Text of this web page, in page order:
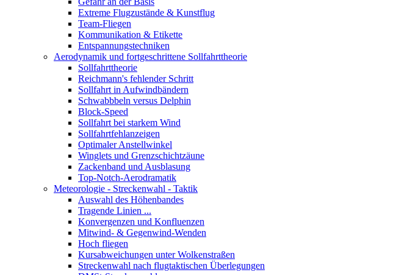
Extreme Flugzustände & Kunstflug
Team-Fliegen
Kommunikation & Etikette
Entspannungstechniken
Aerodynamik und fortgeschrittene Sollfahrttheorie
Sollfahrttheorie
Reichmann's fehlender Schritt
Sollfahrt in Aufwindbändern
Schwabbbeln versus Delphin
Block-Speed
Sollfahrt bei starkem Wind
Sollfahrtfehlanzeigen
Optimaler Anstellwinkel
Winglets und Grenzschichtzäune
Zackenband und Ausblasung
Top-Notch-Aerodramatik
Meteorologie - Streckenwahl - Taktik
Auswahl des Höhenbandes
Tragende Linien ...
Konvergenzen und Konfluenzen
Mitwind- & Gegenwind-Wenden
Hoch fliegen
Kursabweichungen unter Wolkenstraßen
Streckenwahl nach flugtaktischen Überlegungen